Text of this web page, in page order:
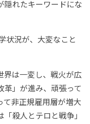
隠れたキーワードにな
状況が、大変なこと
は一変し、戦火が広
」が進み、頑張って
非正規雇用層が増大
殺人とテロと戦争」